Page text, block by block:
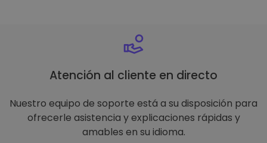
Atención al cliente en directo
Nuestro equipo de soporte está a su disposición para
ofrecerle asistencia y explicaciones rápidas y
amables en su idioma.